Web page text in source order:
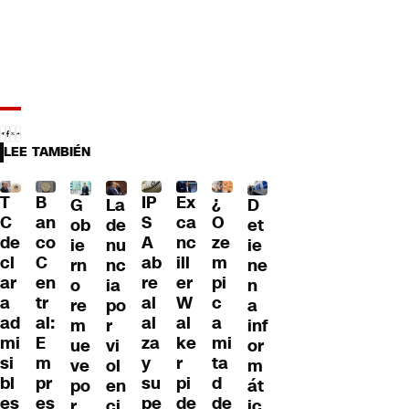
LEE TAMBIÉN
T
C
de
cl
ar
a
ad
mi
si
bl
es
B
an
co
C
en
tr
al:
E
m
pr
es
G
ob
ie
rn
o
re
m
ue
ve
po
La
de
nu
nc
ia
po
r
vi
ol
en
IP
S
A
ab
re
al
al
za
y
su
pe
Ex
ca
nc
ill
er
W
al
ke
r
pi
de
¿
O
ze
m
pi
c
a
mi
ta
d
de
D
et
ie
ne
n
a
inf
or
m
át